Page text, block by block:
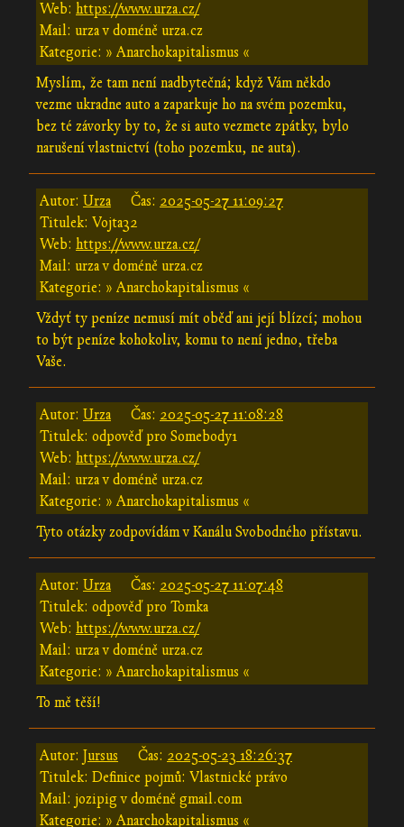
Web: https://www.urza.cz/
Mail: urza v doméně urza.cz
Kategorie: » Anarchokapitalismus «
Myslím, že tam není nadbytečná; když Vám někdo
vezme ukradne auto a zaparkuje ho na svém pozemku,
bez té závorky by to, že si auto vezmete zpátky, bylo
narušení vlastnictví (toho pozemku, ne auta).
Autor: Urza Čas: 2025-05-27 11:09:27
Titulek: Vojta32
Web: https://www.urza.cz/
Mail: urza v doméně urza.cz
Kategorie: » Anarchokapitalismus «
Vždyť ty peníze nemusí mít oběď ani její blízcí; mohou
to být peníze kohokoliv, komu to není jedno, třeba
Vaše.
Autor: Urza Čas: 2025-05-27 11:08:28
Titulek: odpověď pro Somebody1
Web: https://www.urza.cz/
Mail: urza v doméně urza.cz
Kategorie: » Anarchokapitalismus «
Tyto otázky zodpovídám v Kanálu Svobodného přístavu.
Autor: Urza Čas: 2025-05-27 11:07:48
Titulek: odpověď pro Tomka
Web: https://www.urza.cz/
Mail: urza v doméně urza.cz
Kategorie: » Anarchokapitalismus «
To mě těší!
Autor: Jursus Čas: 2025-05-23 18:26:37
Titulek: Definice pojmů: Vlastnické právo
Mail: jozipig v doméně gmail.com
Kategorie: » Anarchokapitalismus «